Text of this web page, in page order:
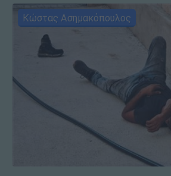
Κώστας Ασημακόπουλος